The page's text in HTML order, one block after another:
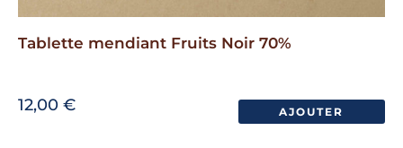
Tablette mendiant Fruits Noir 70%
12,00 € AJOUTER